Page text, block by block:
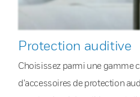
Protection auditive
Choisissez parmi une gamme
d’accessoires de protection